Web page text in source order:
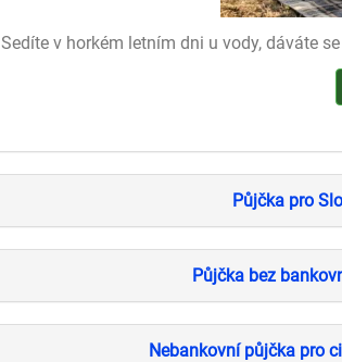
Sedíte v horkém letním dni u vody, dáváte
Půjčka pro
Půjčka bez
Nebankovní půjčka pro